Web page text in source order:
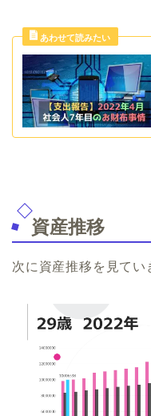
資産推移
次に資産推移を見てい